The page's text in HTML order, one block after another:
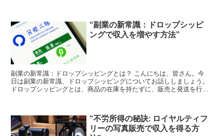
“副業の新常識：ドロップシッピ
ングで収入を増やす方法”
副業の新常識：ドロップシッピングとは？ こんにちは、皆さん。今
日は副業の新常識、ドロップシッピングについてお話ししましょう。
ドロップシッピングとは、商品の在庫を持たずに、販売と発送を行う
“不労所得の秘訣: ロイヤルティフ
リーの写真販売で収入を得る方